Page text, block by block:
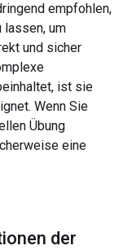
empfohlen,
lassen, um
und sicher
ist sie
Wenn Sie
Übung
eine
der